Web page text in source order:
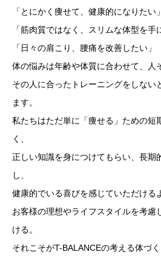
「とにかく痩せて、健康的になりたい」
「筋肉質ではなく、スリムな体型を手
「日々の肩こり、腰痛を改善したい」
体の悩みは年齢や体質に合わせて、人
その人に合ったトレーニングをしない
ます。
私たちはただ単に「痩せる」ための短
く、
正しい知識を身につけてもらい、長期
し、
健康的でいる喜びを感じていただける
お客様の理想やライフスタイルを考慮
ける。
それこそがT-BALANCEの考える体づく